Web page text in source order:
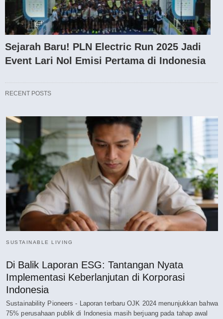
Sejarah Baru! PLN Electric Run 2025 Jadi
Event Lari Nol Emisi Pertama di Indonesia
RECENT POSTS
SUSTAINABLE LIVING
Di Balik Laporan ESG: Tantangan Nyata
Implementasi Keberlanjutan di Korporasi
Indonesia
Sustainability Pioneers - Laporan terbaru OJK 2024 menunjukkan bahwa
75% perusahaan publik di Indonesia masih berjuang pada tahap awal